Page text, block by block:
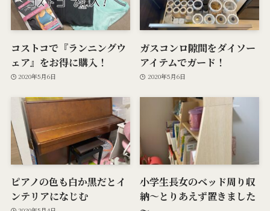
コストコで『ランニングウ
ェア』をお得に購入！
2020年5月6日
ガスコンロ隙間をダイソー
アイテムでガード！
2020年5月6日
ピアノの色も白か黒だとイ
ンテリアになじむ
小学生長女のベッド周り収
納～とりあえず置きました